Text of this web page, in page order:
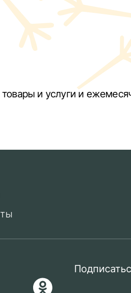
и услуги и